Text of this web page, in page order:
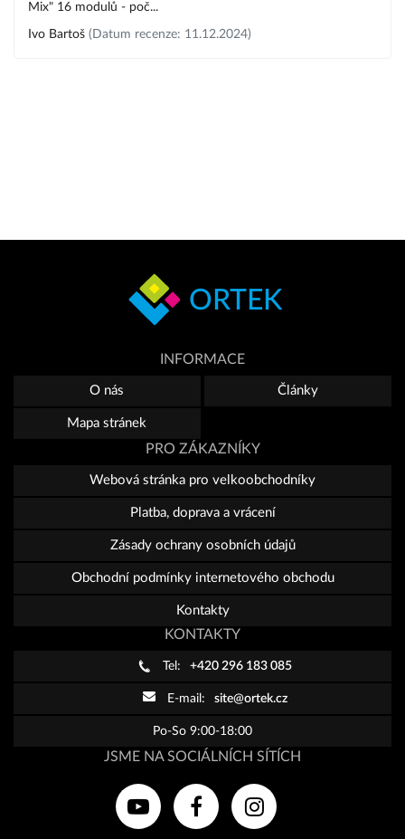
Mix" 16 modulů - poč...
Ivo Bartoš (Datum recenze: 11.12.2024)
ORTEK
INFORMACE
O nás Články
Mapa stránek
PRO ZÁKAZNÍKY
Webová stránka pro velkoobchodníky
Platba, doprava a vrácení
Zásady ochrany osobních údajů
Obchodní podmínky internetového obchodu
Kontakty
KONTAKTY
Tel: +420 296 183 085
E-mail: site@ortek.cz
Po-So 9:00-18:00
JSME NA SOCIÁLNÍCH SÍTÍCH